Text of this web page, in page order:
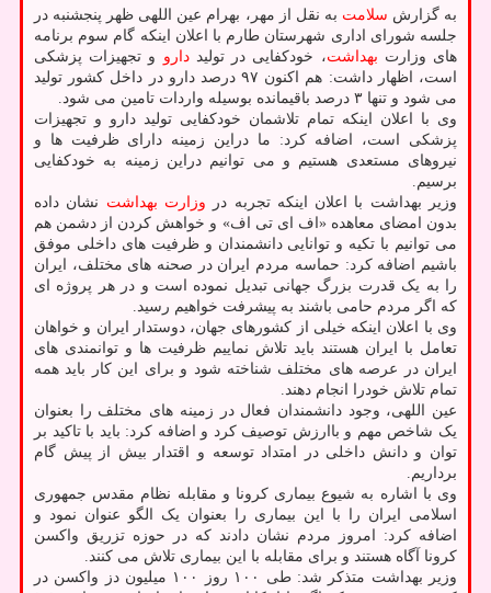
به گزارش سلامت به نقل از مهر، بهرام عین اللهی ظهر پنجشنبه در
جلسه شورای اداری شهرستان طارم با اعلان اینکه گام سوم برنامه
های وزارت بهداشت، خودکفایی در تولیددارو و تجهیزات پزشکی
است، اظهار داشت: هم اکنون ۹۷ درصد دارو در داخل کشور تولید
می شود و تنها ۳ درصد باقیمانده بوسیله واردات تامین می شود.
وی با اعلان اینکه تمام تلاشمان خودکفایی تولید دارو و تجهیزات
پزشکی است، اضافه کرد: ما دراین زمینه دارای ظرفیت ها و
نیروهای مستعدی هستیم و می توانیم دراین زمینه به خودکفایی
برسیم.
وزیر بهداشت با اعلان اینکه تجربه در وزارت بهداشت نشان داده
بدون امضای معاهده «اف ای تی اف» و خواهش کردن از دشمن هم
می توانیم با تکیه و توانایی دانشمندان و ظرفیت های داخلی موفق
باشیم اضافه کرد: حماسه مردم ایران در صحنه های مختلف، ایران
را به یک قدرت بزرگ جهانی تبدیل نموده است و در هر پروژه ای
که اگر مردم حامی باشند به پیشرفت خواهیم رسید.
وی با اعلان اینکه خیلی از کشورهای جهان، دوستدار ایران و خواهان
تعامل با ایران هستند باید تلاش نماییم ظرفیت ها و توانمندی های
ایران در عرصه های مختلف شناخته شود و برای این کار باید همه
تمام تلاش خودرا انجام دهند.
عین اللهی، وجود دانشمندان فعال در زمینه های مختلف را بعنوان
یک شاخص مهم و باارزش توصیف کرد و اضافه کرد: باید با تاکید بر
توان و دانش داخلی در امتداد توسعه و اقتدار بیش از پیش گام
برداریم.
وی با اشاره به شیوع بیماری کرونا و مقابله نظام مقدس جمهوری
اسلامی ایران را با این بیماری را بعنوان یک الگو عنوان نمود و
اضافه کرد: امروز مردم نشان دادند که در حوزه تزریق واکسن
کرونا آگاه هستند و برای مقابله با این بیماری تلاش می کنند.
وزیر بهداشت متذکر شد: طی ۱۰۰ روز ۱۰۰ میلیون دز واکسن در